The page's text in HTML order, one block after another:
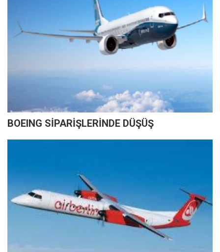
BOEING SİPARİŞLERİNDE DÜŞÜŞ